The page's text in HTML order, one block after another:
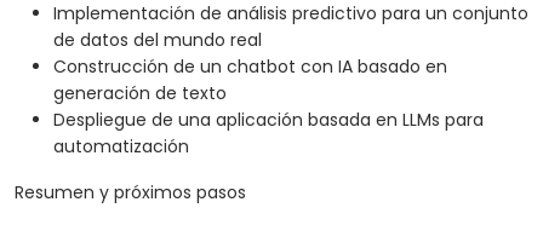
Implementación de análisis predictivo para un conjunto
de datos del mundo real
Construcción de un chatbot con IA basado en
generación de texto
Despliegue de una aplicación basada en LLMs para
automatización
Resumen y próximos pasos